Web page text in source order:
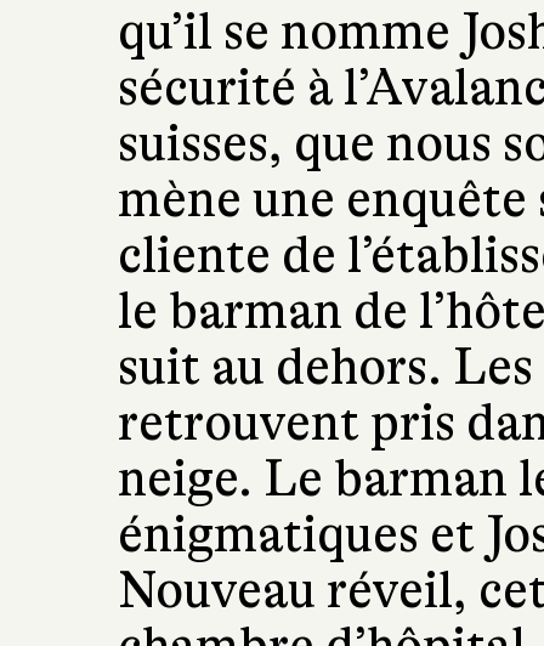
qu’il se nomme
sécurité à
suisses, que nous
mène une
cliente de
le barman de
suit au dehors.
retrouvent pris
neige. Le barman
énigmatiques et
Nouveau réveil,